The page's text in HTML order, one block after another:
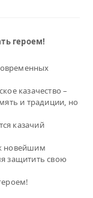
героем!
казачество –
и традиции, но
казачий
новейшим
защитить свою